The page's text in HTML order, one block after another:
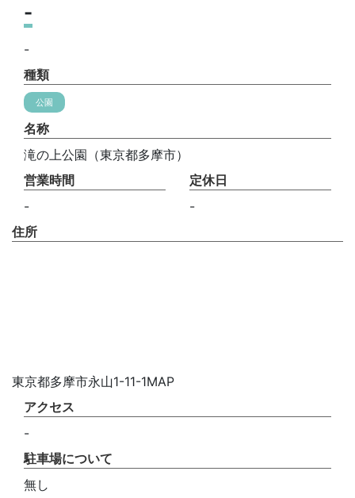
-
-
種類
公園
名称
滝の上公園（東京都多摩市）
営業時間
-
定休日
-
住所
東京都多摩市永山1-11-1MAP
アクセス
-
駐車場について
無し